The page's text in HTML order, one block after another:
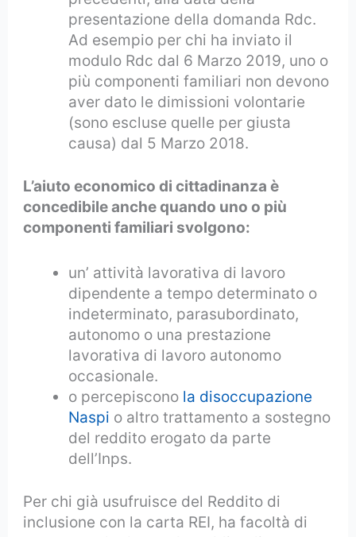
presentazione della domanda Rdc.
Ad esempio per chi ha inviato il
modulo Rdc dal 6 Marzo 2019, uno o
più componenti familiari non devono
aver dato le dimissioni volontarie
(sono escluse quelle per giusta
causa) dal 5 Marzo 2018.
L’aiuto economico di cittadinanza è
concedibile anche quando uno o più
componenti familiari svolgono:
un’ attività lavorativa di lavoro
dipendente a tempo determinato o
indeterminato, parasubordinato,
autonomo o una prestazione
lavorativa di lavoro autonomo
occasionale.
o percepiscono la disoccupazione
Naspi o altro trattamento a sostegno
del reddito erogato da parte
dell’Inps.
Per chi già usufruisce del Reddito di
inclusione con la carta REI, ha facoltà di